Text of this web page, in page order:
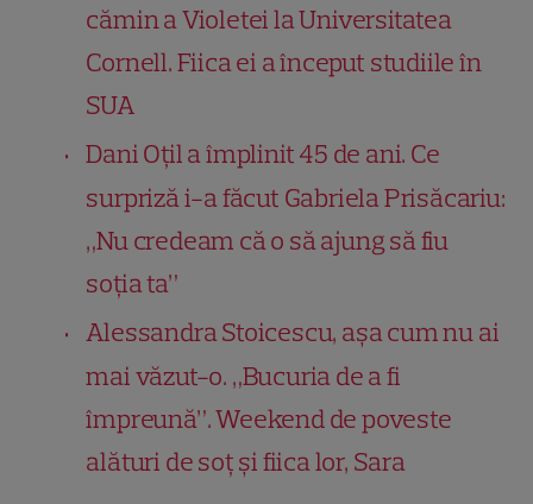
cămin a Violetei la Universitatea
Cornell. Fiica ei a început studiile în
SUA
Dani Oțil a împlinit 45 de ani. Ce
surpriză i-a făcut Gabriela Prisăcariu:
„Nu credeam că o să ajung să fiu
soția ta”
Alessandra Stoicescu, așa cum nu ai
mai văzut-o. „Bucuria de a fi
împreună”. Weekend de poveste
alături de soț și fiica lor, Sara